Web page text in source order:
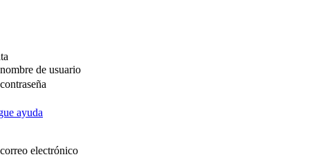
de usuario
ayuda
electrónico